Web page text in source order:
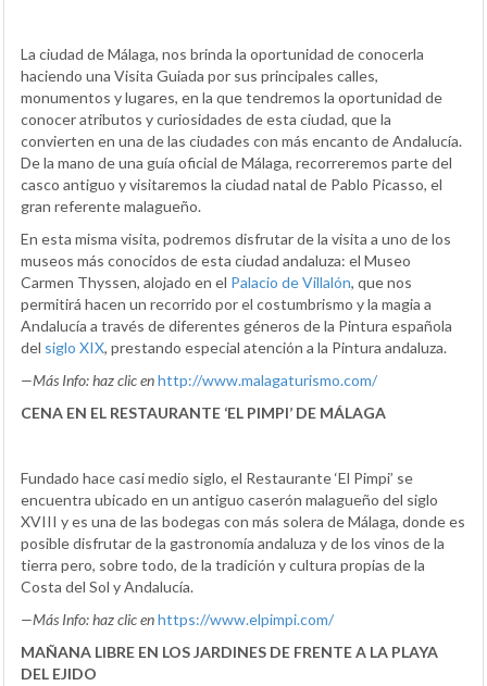
La ciudad de Málaga, nos brinda la oportunidad de conocerla
haciendo una Visita Guiada por sus principales calles,
monumentos y lugares, en la que tendremos la oportunidad de
conocer atributos y curiosidades de esta ciudad, que la
convierten en una de las ciudades con más encanto de Andalucía.
De la mano de una guía oficial de Málaga, recorreremos parte del
casco antiguo y visitaremos la ciudad natal de Pablo Picasso, el
gran referente malagueño.
En esta misma visita, podremos disfrutar de la visita a uno de los
museos más conocidos de esta ciudad andaluza: el Museo
Carmen Thyssen, alojado en el Palacio de Villalón, que nos
permitirá hacen un recorrido por el costumbrismo y la magia a
Andalucía a través de diferentes géneros de la Pintura española
del siglo XIX, prestando especial atención a la Pintura andaluza.
—Más Info: haz clic enhttp://www.malagaturismo.com/
CENA EN EL RESTAURANTE ‘EL PIMPI’ DE MÁLAGA
Fundado hace casi medio siglo, el Restaurante ‘El Pimpi’ se
encuentra ubicado en un antiguo caserón malagueño del siglo
XVIII y es una de las bodegas con más solera de Málaga, donde es
posible disfrutar de la gastronomía andaluza y de los vinos de la
tierra pero, sobre todo, de la tradición y cultura propias de la
Costa del Sol y Andalucía.
—Más Info: haz clic enhttps://www.elpimpi.com/
MAÑANA LIBRE EN LOS JARDINES DE FRENTE A LA PLAYA
DEL EJIDO